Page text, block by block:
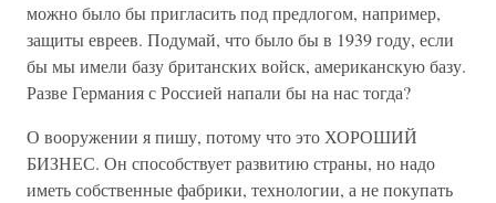
можно было бы пригласить под предлогом, например,
защиты евреев. Подумай, что было бы в 1939 году, если
бы мы имели базу британских войск, американскую базу.
Разве Германия с Россией напали бы на нас тогда?
О вооружении я пишу, потому что это ХОРОШИЙ
БИЗНЕС. Он способствует развитию страны, но надо
иметь собственные фабрики, технологии, а не покупать